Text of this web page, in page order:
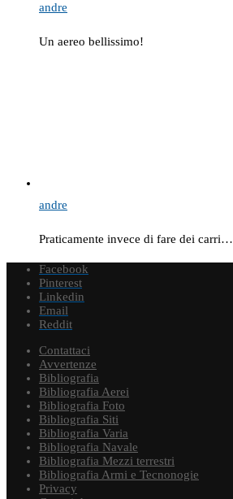
andre
Un aereo bellissimo!
andre
Praticamente invece di fare dei carri…
Facebook
Pinterest
Linkedin
Email
Reddit
Contattaci
Avvertenze
Bibliografia
Bibliografia Aerei
Bibliografia Foto
Bibliografia Siti
Bibliografia Varia
Bibliografia Navale
Bibliografia Mezzi terrestri
Bibliografia Armi e Tecnonogie
Privacy